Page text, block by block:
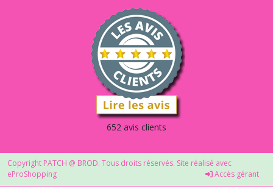
652 avis clients
Copyright PATCH @ BROD. Tous droits réservés. Site réalisé avec
eProShopping
Accès gérant